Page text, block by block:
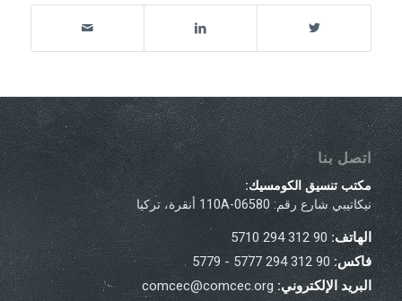
اتصل بنا
مكتب تنسيق الكومسيك:
نيكاتيبي شارع رقم: 110A-06580 أنقرة، تركيا
الهاتف:90 312 294 5710
فاكس:90 312 294 5777 - 5779
البريد الإلكتروني: comcec@comcec.org